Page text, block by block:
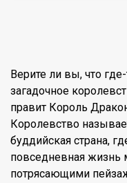
Верите ли вы, что
загадочное
правит Король
Королевство
буддийская страна,
повседневная жизнь
потрясающими